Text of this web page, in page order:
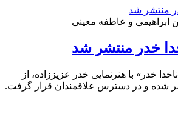
و عاطفه معینی
خدر منتشر شد
خدر» با هنرنمایی خدر عزیززاده، از
شده و در دسترس علاقمندان قرار گرفت.